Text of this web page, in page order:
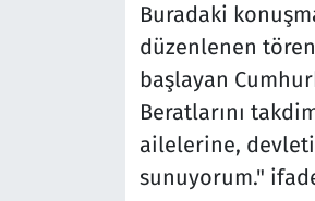
Buradaki
düzenlenen
başlayan
Beratlarını
ailelerine,
sunuyorum."